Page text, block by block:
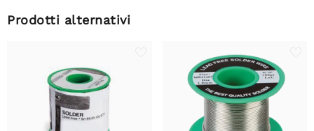
perfette
Prodotti alternativi